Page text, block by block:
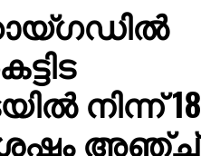
നിന്ന് 18
അഞ്ച്